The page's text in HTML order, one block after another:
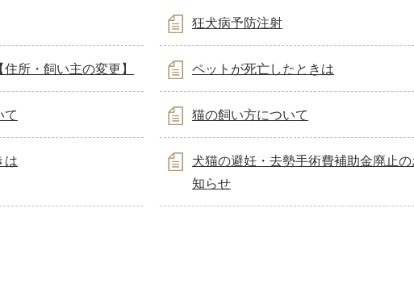
狂犬病予防注射
所・飼い主の変更】 ペットが死亡したときは
て 猫の飼い方について
は
犬猫の避妊・去勢手術費補助金廃止の
知らせ